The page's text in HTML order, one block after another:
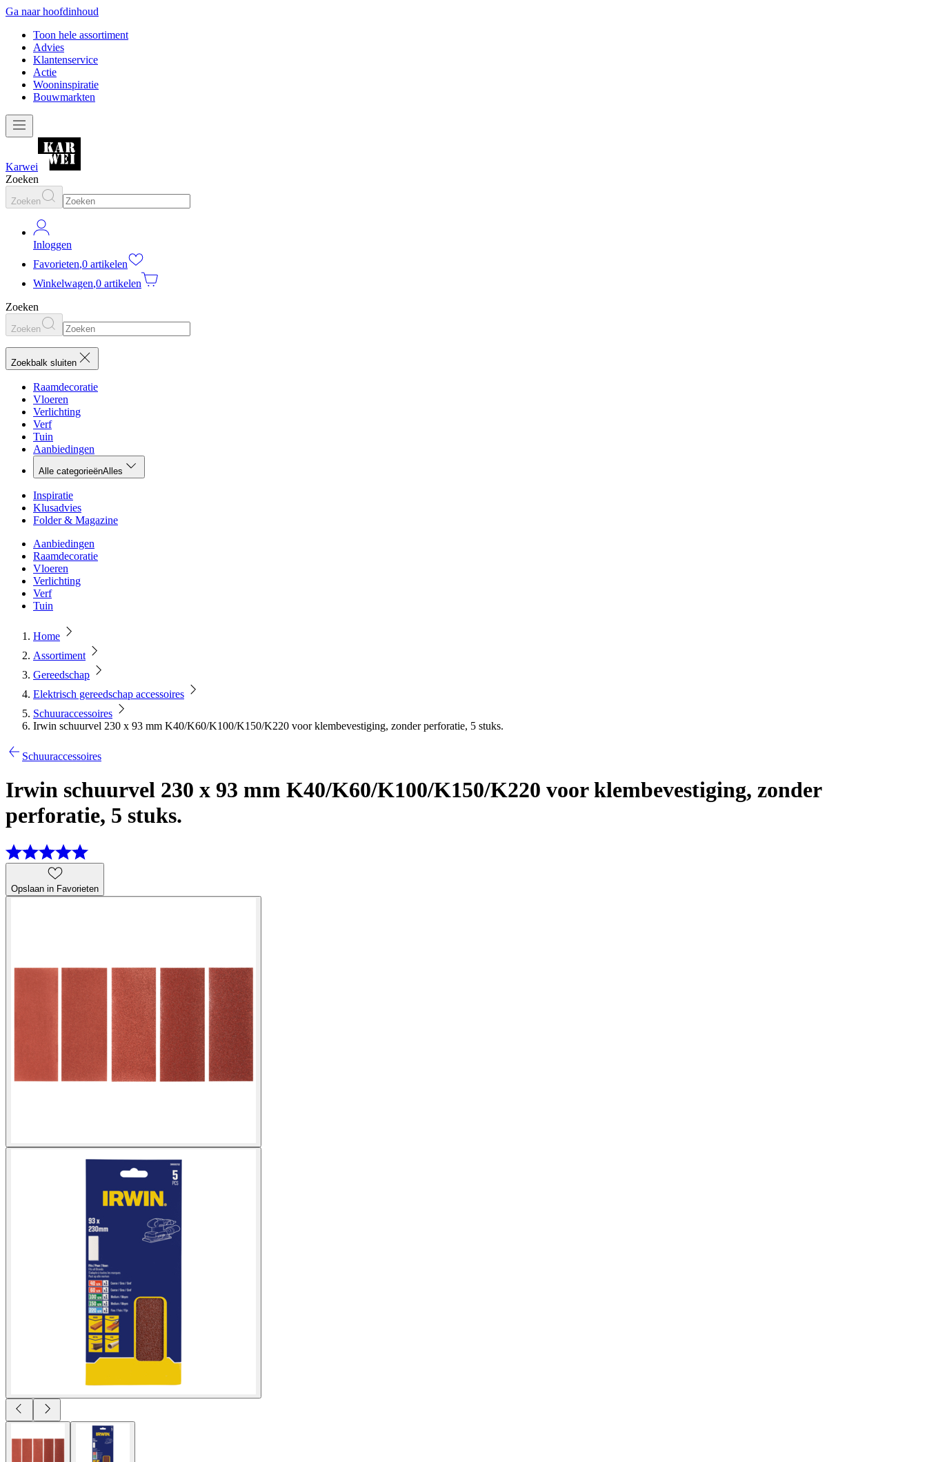
Ga naar hoofdinhoud
Toon hele assortiment
Advies
Klantenservice
Actie
Wooninspiratie
Bouwmarkten
Karwei
Zoeken
Zoeken
Inloggen
Favorieten,0 artikelen
Winkelwagen,0 artikelen
Zoeken
Zoeken
Zoekbalk sluiten
Raamdecoratie
Vloeren
Verlichting
Verf
Tuin
Aanbiedingen
Alle categorieënAlles
Inspiratie
Klusadvies
Folder & Magazine
Aanbiedingen
Raamdecoratie
Vloeren
Verlichting
Verf
Tuin
Home
Assortiment
Gereedschap
Elektrisch gereedschap accessoires
Schuuraccessoires
Irwin schuurvel 230 x 93 mm K40/K60/K100/K150/K220 voor klembevestiging, zonder perforatie, 5 stuks.
Schuuraccessoires
Irwin schuurvel 230 x 93 mm K40/K60/K100/K150/K220 voor klembevestiging, zonder
perforatie, 5 stuks.
Opslaan in Favorieten